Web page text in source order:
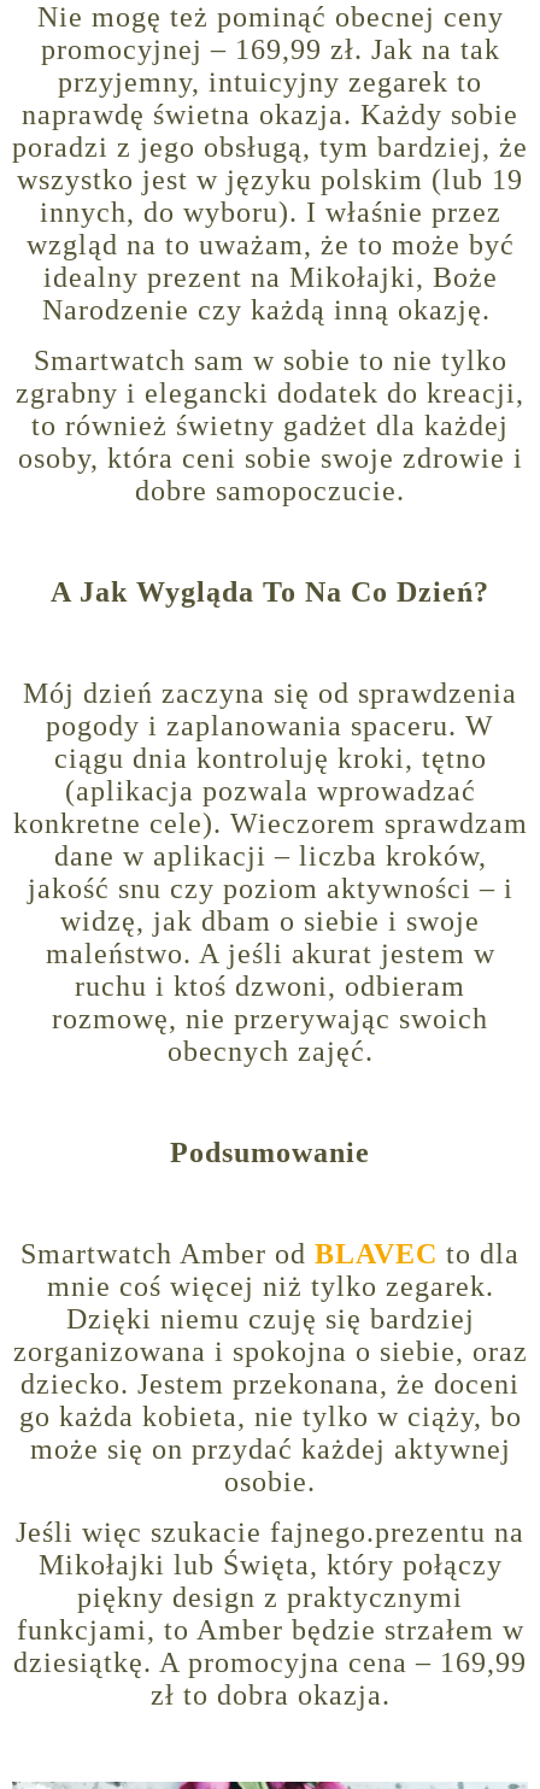
Nie mogę też pominąć obecnej ceny
promocyjnej – 169,99 zł. Jak na tak
przyjemny, intuicyjny zegarek to
naprawdę świetna okazja. Każdy sobie
poradzi z jego obsługą, tym bardziej, że
wszystko jest w języku polskim (lub 19
innych, do wyboru). I właśnie przez
wzgląd na to uważam, że to może być
idealny prezent na Mikołajki, Boże
Narodzenie czy każdą inną okazję.
Smartwatch sam w sobie to nie tylko
zgrabny i elegancki dodatek do kreacji,
to również świetny gadżet dla każdej
osoby, która ceni sobie swoje zdrowie i
dobre samopoczucie.
A Jak Wygląda To Na Co Dzień?
Mój dzień zaczyna się od sprawdzenia
pogody i zaplanowania spaceru. W
ciągu dnia kontroluję kroki, tętno
(aplikacja pozwala wprowadzać
konkretne cele). Wieczorem sprawdzam
dane w aplikacji – liczba kroków,
jakość snu czy poziom aktywności – i
widzę, jak dbam o siebie i swoje
maleństwo. A jeśli akurat jestem w
ruchu i ktoś dzwoni, odbieram
rozmowę, nie przerywając swoich
obecnych zajęć.
Podsumowanie
Smartwatch Amber od BLAVEC to dla
mnie coś więcej niż tylko zegarek.
Dzięki niemu czuję się bardziej
zorganizowana i spokojna o siebie, oraz
dziecko. Jestem przekonana, że doceni
go każda kobieta, nie tylko w ciąży, bo
może się on przydać każdej aktywnej
osobie.
Jeśli więc szukacie fajnego.prezentu na
Mikołajki lub Święta, który połączy
piękny design z praktycznymi
funkcjami, to Amber będzie strzałem w
dziesiątkę. A promocyjna cena – 169,99
zł to dobra okazja.